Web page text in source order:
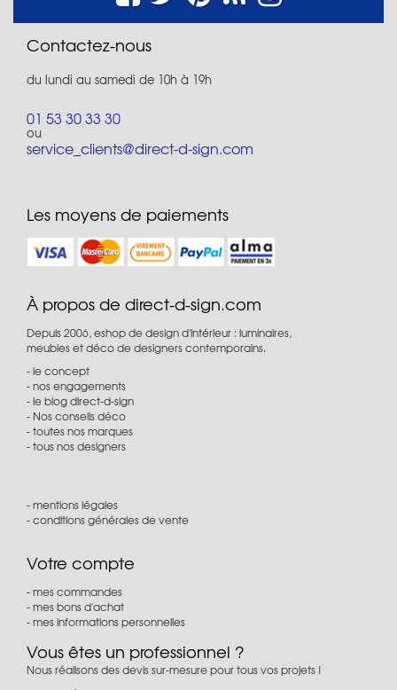
Contactez-nous
du lundi au samedi de 10h à 19h
01 53 30 33 30
ou
service_clients@direct-d-sign.com
Les moyens de paiements
À propos de direct-d-sign.com
Depuis 2006, eshop de design d'intérieur : luminaires,
meubles et déco de designers contemporains.
le concept
nos engagements
le blog direct-d-sign
Nos conseils déco
toutes nos marques
tous nos designers
mentions légales
conditions générales de vente
Votre compte
mes commandes
mes bons d'achat
mes informations personnelles
Vous êtes un professionnel ?
Nous réalisons des devis sur-mesure pour tous vos projets !